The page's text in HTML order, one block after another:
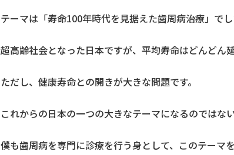
テーマは「寿命100年時代を見据えた歯周病治療」でし
超高齢社会となった日本ですが、平均寿命はどんどん延
ただし、健康寿命との開きが大きな問題です。
これからの日本の一つの大きなテーマになるのではな
僕も歯周病を専門に診療を行う身として、このテーマ